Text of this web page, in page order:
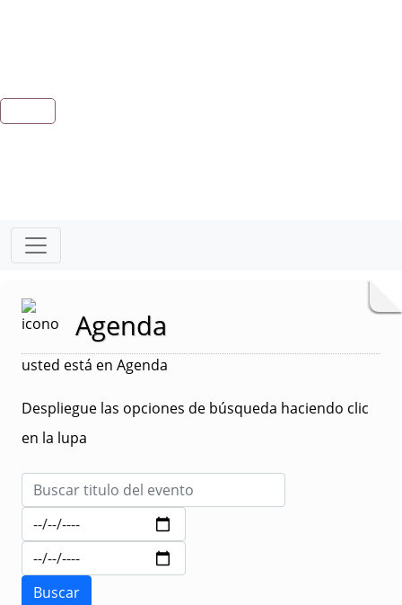
Agenda
usted está en Agenda
Despliegue las opciones de búsqueda haciendo clic
en la lupa